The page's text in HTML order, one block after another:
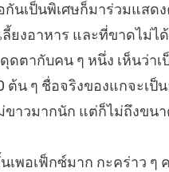
นเป็นพิเศษก็มาร่วมแสด
ยงอาหาร และที่ขาดไม่ไ
ดตากับคน ๆ หนึ่ง เห็นว่า
น ๆ ชื่อจริงของแกจะเป็น
าวมากนัก แต่ก็ไม่ถึงขน
พอเฟ็กซ์มาก กะคร่าว ๆ ค